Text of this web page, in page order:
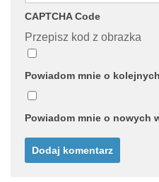
CAPTCHA Code
Przepisz kod z obrazka
Powiadom mnie o
Powiadom mnie o nowych